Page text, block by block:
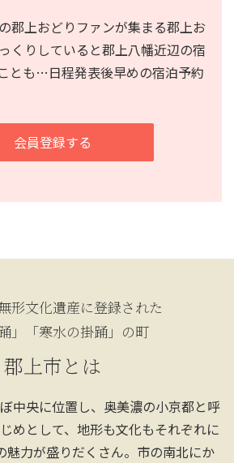
郡上おどりファンが集まる郡上お
くりしていると郡上八幡近辺の宿
とも…日程発表後早めの宿泊予約
会員登録する
形文化遺産に登録された
踊」「寒水の掛踊」の町
郡上市とは
中央に位置し、奥美濃の小京都と呼
めとして、地形も文化もそれぞれに
魅力が盛りだくさん。市の南北にか